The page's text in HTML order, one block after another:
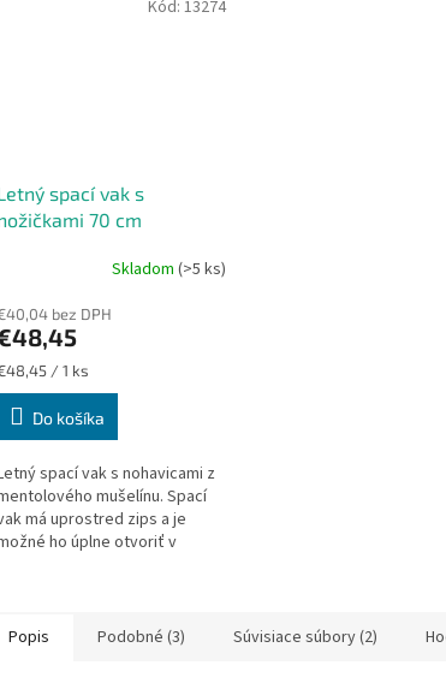
spací vak s
70 cm
Skladom (>5 ks)
bez DPH
/ 1 ks
Do košíka
spací vak s nohavicami z
mušelínu. Spací
má uprostred zips a je
ho úplne otvoriť v
Kód: 13274
Popis Podobné (3) Súvisiace súbory (2)